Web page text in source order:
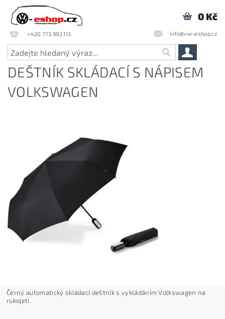
+420 773 993 113 info@vw-eshop.cz
0 Kč
DEŠTNÍK SKLÁDACÍ S NÁPISEM
VOLKSWAGEN
Černý automatický skládací deštník s vykládáním Volkswagen na
rukojeti.